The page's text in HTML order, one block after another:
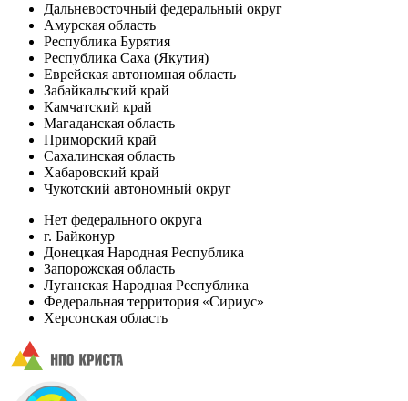
Дальневосточный федеральный округ
Амурская область
Республика Бурятия
Республика Саха (Якутия)
Еврейская автономная область
Забайкальский край
Камчатский край
Магаданская область
Приморский край
Сахалинская область
Хабаровский край
Чукотский автономный округ
Нет федерального округа
г. Байконур
Донецкая Народная Республика
Запорожская область
Луганская Народная Республика
Федеральная территория «Сириус»
Херсонская область